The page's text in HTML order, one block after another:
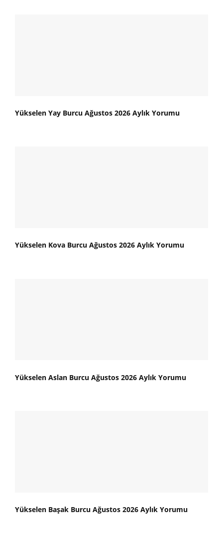
Yükselen Yay Burcu Ağustos 2026 Aylık Yorumu
Yükselen Kova Burcu Ağustos 2026 Aylık Yorumu
Yükselen Aslan Burcu Ağustos 2026 Aylık Yorumu
Yükselen Başak Burcu Ağustos 2026 Aylık Yorumu